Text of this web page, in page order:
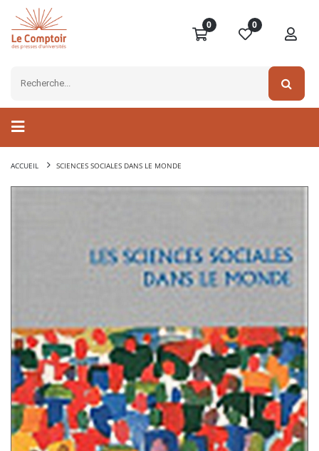
0 0
ACCUEIL SCIENCES SOCIALES DANS LE MONDE